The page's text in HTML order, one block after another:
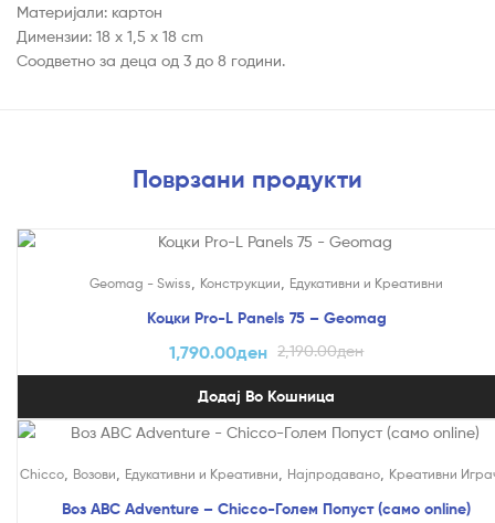
Материјали: картон
Димензии: 18 x 1,5 x 18 cm
Соодветно за деца од 3 до 8 години.
Поврзани продукти
Geomag - Swiss Конструкции Едукативни и Креативни
Коцки Pro-L Panels 75 – Geomag
2,190.00ден
1,790.00ден
Додај Во Кошница
Chicco, Возови Едукативни и Креативни Најпродавано, Креативни
Воз ABC Adventure – Chicco-Голем Попуст (само online)